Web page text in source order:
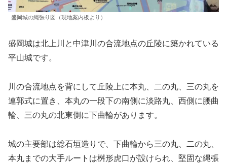
盛岡城の縄張り図（現地案内板より）
盛岡城は北上川と中津川の合流地点の丘陵に築かれている
平山城です。
川の合流地点を背にして丘陵上に本丸、二の丸、三の丸を
連郭式に置き、本丸の一段下の南側に淡路丸、西側に腰曲
輪、三の丸の北東側に下曲輪があります。
城の主要部は総石垣造りで、下曲輪から三の丸、二の丸、
本丸までの大手ルートは桝形虎口が設けられ、堅固な縄張